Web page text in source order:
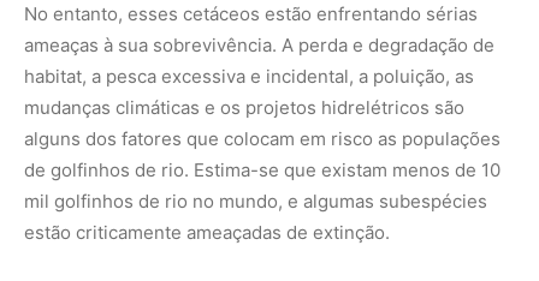
No entanto, esses cetáceos estão enfrentando sérias
ameaças à sua sobrevivência. A perda e degradação de
habitat, a pesca excessiva e incidental, a poluição, as
mudanças climáticas e os projetos hidrelétricos são
alguns dos fatores que colocam em risco as populações
de golfinhos de rio. Estima-se que existam menos de 10
mil golfinhos de rio no mundo, e algumas subespécies
estão criticamente ameaçadas de extinção.